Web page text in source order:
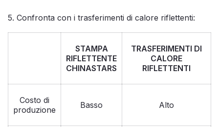
5. Confronta con i trasferimenti di calore riflettenti:
STAMPA
RIFLETTENTE
CHINASTARS
TRASFERIMENTI DI
CALORE
RIFLETTENTI
Costo di
produzione
Basso Alto